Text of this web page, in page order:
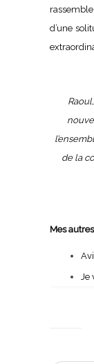
d’une
de la
Mes
Je